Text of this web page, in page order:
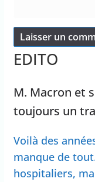
EDITO
M. Macron et
toujours un
Voilà des
manque de
hospitaliers,